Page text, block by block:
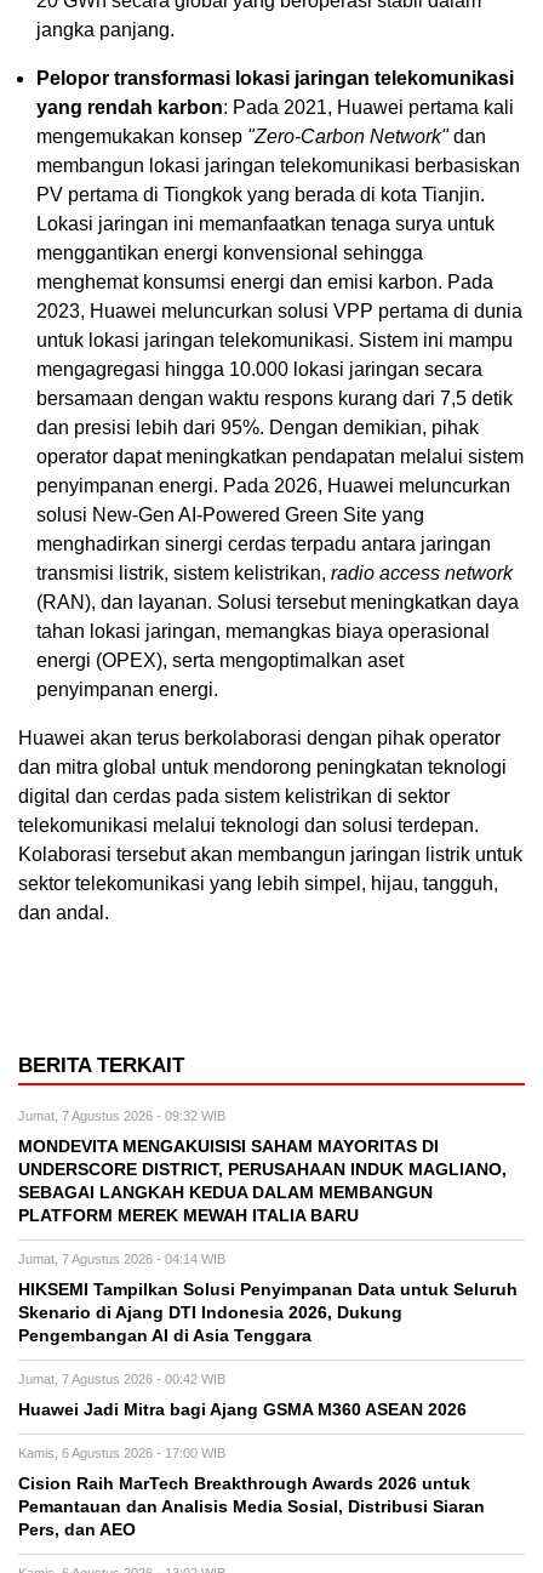
jangka panjang.
Pelopor transformasi lokasi jaringan telekomunikasi
yang rendah karbon: Pada 2021, Huawei pertama kali
mengemukakan konsep "Zero-Carbon Network"dan
membangun lokasi jaringan telekomunikasi berbasiskan
PV pertama di Tiongkok yang berada di kota Tianjin.
Lokasi jaringan ini memanfaatkan tenaga surya untuk
menggantikan energi konvensional sehingga
menghemat konsumsi energi dan emisi karbon. Pada
2023, Huawei meluncurkan solusi VPP pertama di dunia
untuk lokasi jaringan telekomunikasi. Sistem ini mampu
mengagregasi hingga 10.000 lokasi jaringan secara
bersamaan dengan waktu respons kurang dari 7,5 detik
dan presisi lebih dari 95%. Dengan demikian, pihak
operator dapat meningkatkan pendapatan melalui sistem
penyimpanan energi. Pada 2026, Huawei meluncurkan
solusi New-Gen AI-Powered Green Site yang
menghadirkan sinergi cerdas terpadu antara jaringan
transmisi listrik, sistem kelistrikan, radio access network
(RAN), dan layanan. Solusi tersebut meningkatkan daya
tahan lokasi jaringan, memangkas biaya operasional
energi (OPEX), serta mengoptimalkan aset
penyimpanan energi.
Huawei akan terus berkolaborasi dengan pihak operator
dan mitra global untuk mendorong peningkatan teknologi
digital dan cerdas pada sistem kelistrikan di sektor
telekomunikasi melalui teknologi dan solusi terdepan.
Kolaborasi tersebut akan membangun jaringan listrik untuk
sektor telekomunikasi yang lebih simpel, hijau, tangguh,
dan andal.
BERITA TERKAIT
Jumat, 7 Agustus 2026 - 09:32 WIB
MONDEVITA MENGAKUISISI SAHAM MAYORITAS DI
UNDERSCORE DISTRICT, PERUSAHAAN INDUK MAGLIANO,
SEBAGAI LANGKAH KEDUA DALAM MEMBANGUN
PLATFORM MEREK MEWAH ITALIA BARU
Jumat, 7 Agustus 2026 - 04:14 WIB
HIKSEMI Tampilkan Solusi Penyimpanan Data untuk Seluruh
Skenario di Ajang DTI Indonesia 2026, Dukung
Pengembangan AI di Asia Tenggara
Jumat, 7 Agustus 2026 - 00:42 WIB
Huawei Jadi Mitra bagi Ajang GSMA M360 ASEAN 2026
Kamis, 6 Agustus 2026 - 17:00 WIB
Cision Raih MarTech Breakthrough Awards 2026 untuk
Pemantauan dan Analisis Media Sosial, Distribusi Siaran
Pers, dan AEO